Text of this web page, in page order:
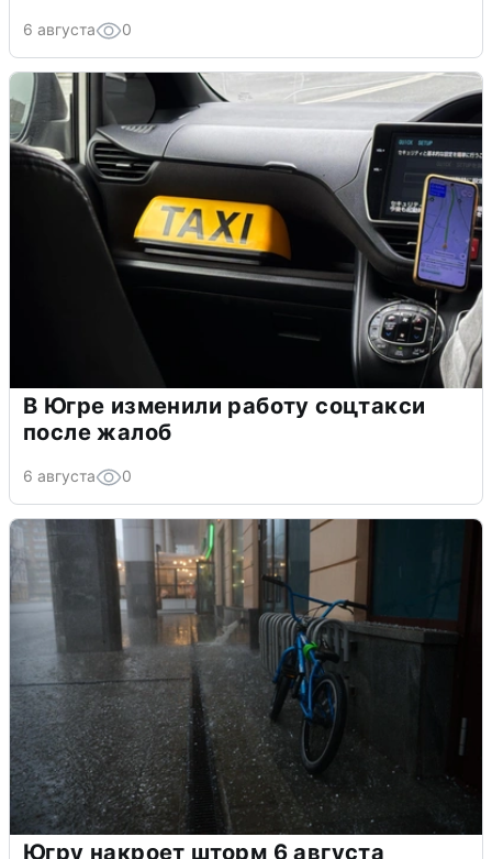
6 августа 0
В Югре изменили работу соцтакси
после жалоб
6 августа 0
Югру накроет шторм 6 августа